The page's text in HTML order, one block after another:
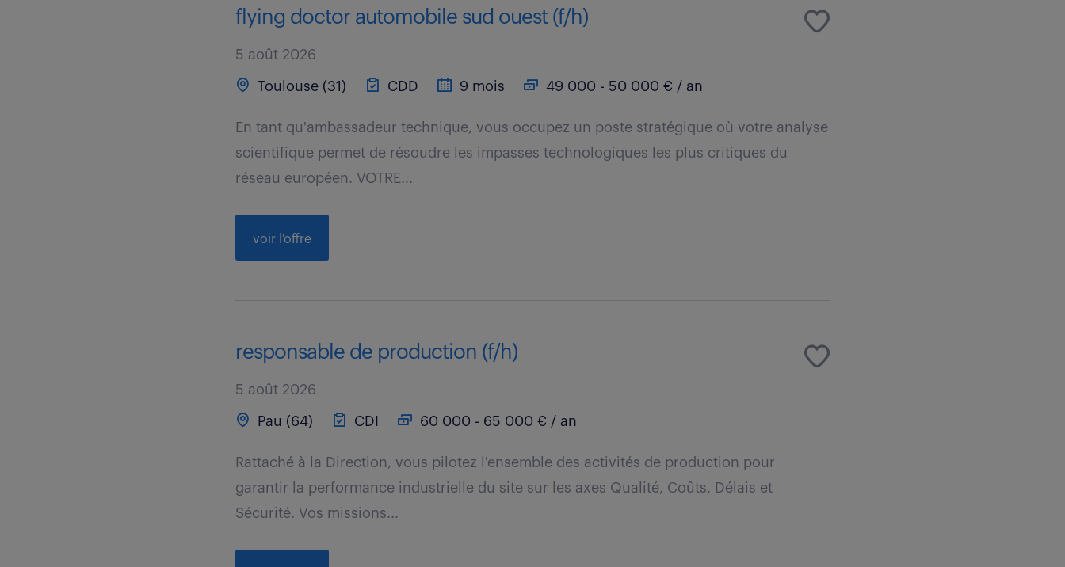
flying doctor automobile sud ouest (f/h)
5 août 2026
Toulouse (31) CDD 9 mois 49 000 - 50 000 € / an
En tant qu'ambassadeur technique, vous occupez un poste stratégique où votre analyse
scientifique permet de résoudre les impasses technologiques les plus critiques du
réseau européen. VOTRE...
voir l'offre
responsable de production (f/h)
5 août 2026
Pau (64) CDI 60 000 - 65 000 € / an
Rattaché à la Direction, vous pilotez l'ensemble des activités de production pour
garantir la performance industrielle du site sur les axes Qualité, Coûts, Délais et
Sécurité. Vos missions...